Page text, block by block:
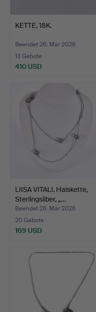
KETTE, 18K.
Beendet 26. Mär 2026
13 Gebote
410 USD
LIISA VITALI. Halskette,
Sterlingsilber, „…
Beendet 26. Mär 2026
20 Gebote
169 USD